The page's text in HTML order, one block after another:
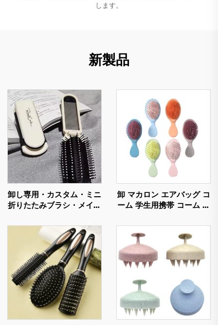
します。
新製品
卸し専用・カスタム・ミニ
折りたたみブラシ・メイク
ターデザイン・プラスチッ
クハンドル・折りたたみ式
ヘアブラシ・エアクッショ
ンブラシ用
卸 マカロン エアバッグ コ
ーム 学生用携帯 コーム 女
ッション コーム マッサー
ジ コーム